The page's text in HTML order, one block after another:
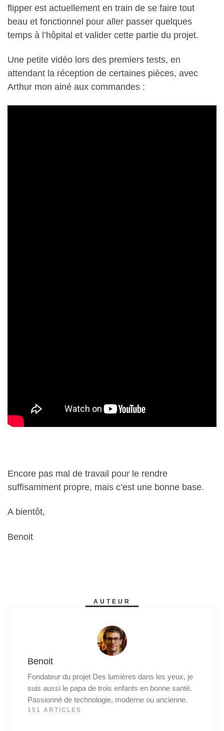
flipper est actuellement en train de se faire tout
beau et fonctionnel pour aller passer quelques
temps à l’hôpital et valider cette partie du projet.
Une petite vidéo lors des premiers tests, en
attendant la réception de certaines pièces, avec
Arthur mon ainé aux commandes :
Encore pas mal de travail pour le rendre
suffisamment propre, mais c’est une bonne base.
A bientôt,
Benoit
AUTEUR
Benoit
Fondateur du projet Des lumières dans les yeux, je
suis aussi le papa de trois enfants en bonne santé.
Passionné de technologie, moderne ou ancienne.
151 ARTICLES